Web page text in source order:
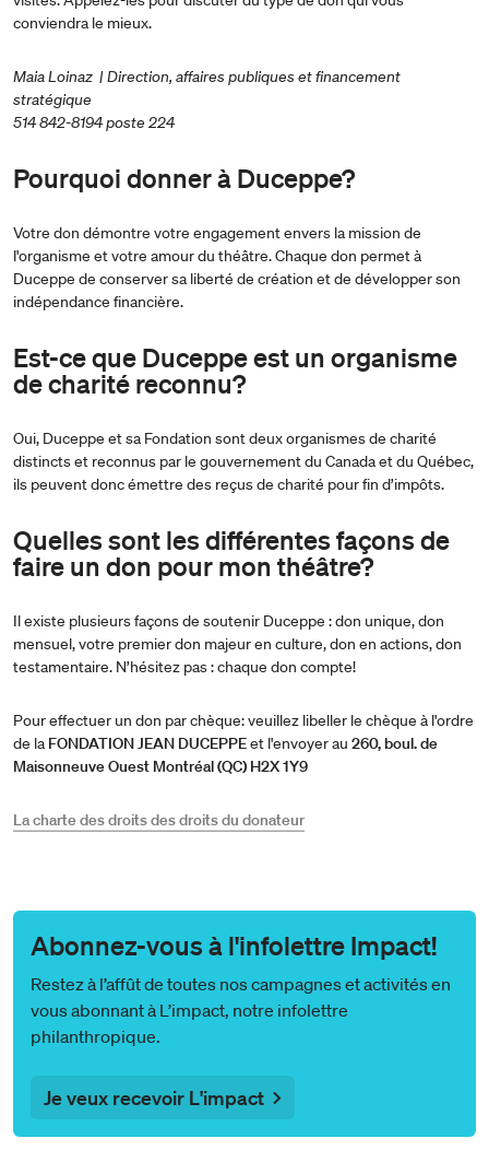
conviendra le mieux.
Maia Loinaz | Direction, affaires publiques et financement
stratégique
514 842-8194 poste 224
Pourquoi donner à Duceppe?
Votre don démontre votre engagement envers la mission de
l'organisme et votre amour du théâtre. Chaque don permet à
Duceppe de conserver sa liberté de création et de développer son
indépendance financière.
Est-ce que Duceppe est un organisme
de charité reconnu?
Oui, Duceppe et sa Fondation sont deux organismes de charité
distincts et reconnus par le gouvernement du Canada et du Québec,
ils peuvent donc émettre des reçus de charité pour fin d’impôts.
Quelles sont les différentes façons de
faire un don pour mon théâtre?
Il existe plusieurs façons de soutenir Duceppe : don unique, don
mensuel, votre premier don majeur en culture, don en actions, don
testamentaire. N’hésitez pas : chaque don compte!
Pour effectuer un don par chèque: veuillez libeller le chèque à l'ordre
de la FONDATION JEAN DUCEPPEet l'envoyer au 260, boul. de
Maisonneuve Ouest Montréal (QC) H2X 1Y9
La charte des droits des droits du donateur
Abonnez-vous à l'infolettre Impact!
Restez à l’affût de toutes nos campagnes et activités en
vous abonnant à L’impact, notre infolettre
philanthropique.
Je veux recevoir L'impact